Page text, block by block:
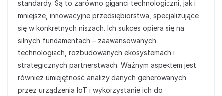
standardy. Są to zarówno giganci technologiczni, jak i
mniejsze, innowacyjne przedsiębiorstwa, specjalizujące
się w konkretnych niszach. Ich sukces opiera się na
silnych fundamentach – zaawansowanych
technologiach, rozbudowanych ekosystemach i
strategicznych partnerstwach. Ważnym aspektem jest
również umiejętność analizy danych generowanych
przez urządzenia IoT i wykorzystanie ich do